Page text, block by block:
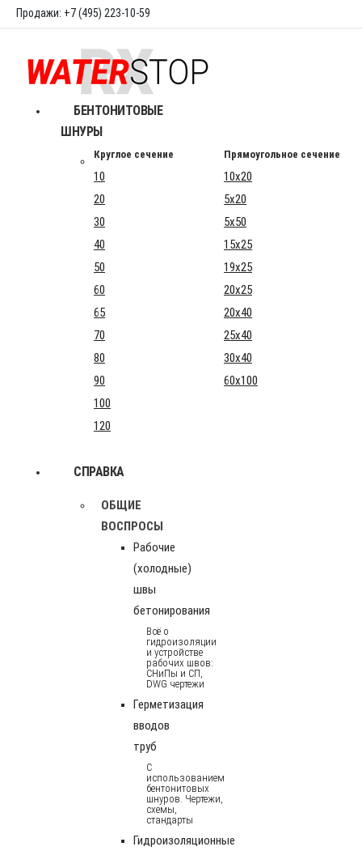
Продажи: +7 (495) 223-10-59
БЕНТОНИТОВЫЕ
ШНУРЫ
Круглое сечение Прямоугольное сечение
10
10x20
20
5x20
30
5x50
40
15x25
50
19x25
60
20x25
65
20x40
70
25x40
80
30x40
90
60x100
100
120
СПРАВКА
ОБЩИЕ
ВОСПРОСЫ
Рабочие
(холодные)
швы
бетонирования
Всё о
гидроизоляции
и устройстве
рабочих швов:
СНиПы и СП,
DWG чертежи
Герметизация
вводов
труб
С
использованием
бентонитовых
шнуров. Чертежи,
схемы,
стандарты
Гидроизоляционные